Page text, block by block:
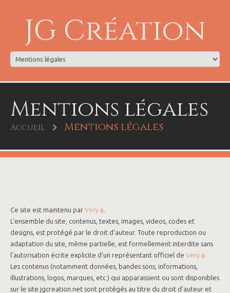
JG Création
Mentions légales
Accueil Mentions légales
Ce site est maintenu par Very ϕ
L'ensemble du site, contenus, textes, images, videos, codes et
designs, est protégé par le droit d'auteur. Toute reproduction ou
adaptation du site, même partielle, est formellement interdite sans
l'autorisation écrite explicite d'un représentant officiel de Very ϕ
Les contenus (notamment données, bandes sons, informations,
illustrations, logos, marques, etc.) qui apparaissent ou sont disponibles
sur le site jgcreation.net sont protégés au titre du droit d'auteur et